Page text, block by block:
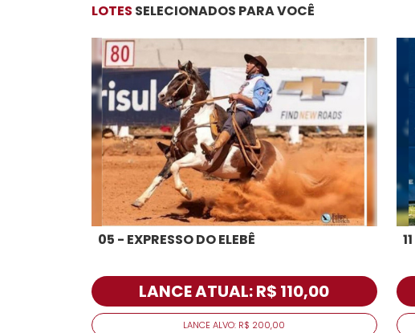
LOTES SELECIONADOS PARA VOCÊ
05 - EXPRESSO DO ELEBÊ
LANCE ATUAL: R$ 110,00
LANCE ALVO: R$ 200,00